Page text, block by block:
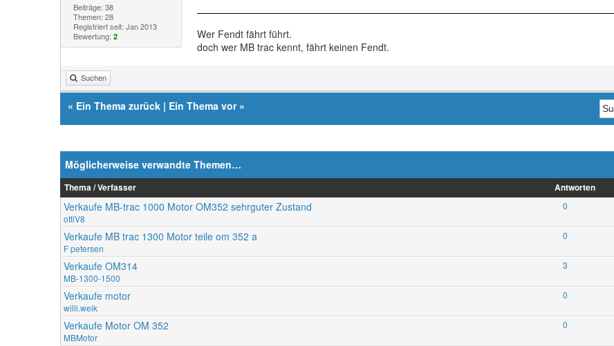
Beiträge: 38
Themen: 28
Registriert seit: Jan 2013
Bewertung: 2
Wer Fendt fährt führt.
doch wer MB trac kennt, fährt keinen Fendt.
Suchen
« Ein Thema zurück | Ein Thema vor»
Möglicherweise verwandte Themen…
Thema / Verfasser Antworten
Verkaufe MB-trac 1000 Motor OM352 sehrguter Zustand
ottiV8
0
Verkaufe MB trac 1300 Motor teile om 352 a
F petersen
0
Verkaufe OM314
MB-1300-1500
3
Verkaufe motor
willi.weik
0
Verkaufe Motor OM 352
MBMotor
0